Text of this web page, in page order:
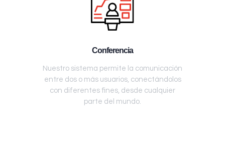
Conferencia
Nuestro sistema permite la comunicación
entre dos o más usuarios, conectándolos
con diferentes fines, desde cualquier
parte del mundo.